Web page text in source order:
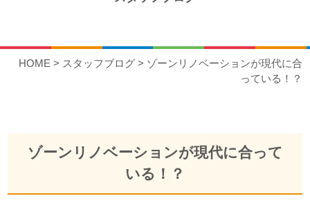
HOME > スタッフブログ> ゾーンリノベーションが現代に合
っている！？
ゾーンリノベーションが現代に合って
いる！？